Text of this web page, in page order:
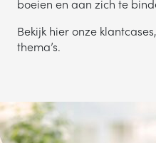
boeien en aan zich te
Bekijk hier onze
thema’s.